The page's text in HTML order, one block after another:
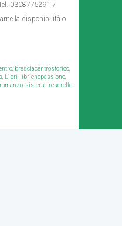
0308775291 /
la disponibilità o
, bresciacentrostorico,
, Libri, librichepassione,
romanzo, sisters, tresorelle